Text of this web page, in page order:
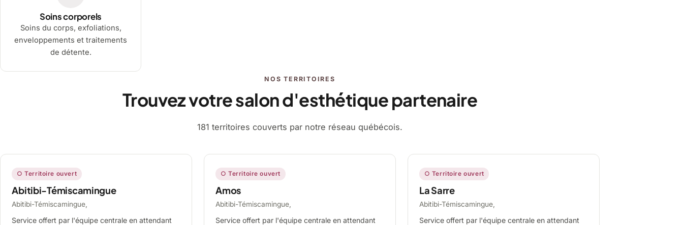
Soins corporels
Soins du corps, exfoliations,
enveloppements et traitements
de détente.
NOS TERRITOIRES
Trouvez votre salon d'esthétique partenaire
181 territoires couverts par notre réseau québécois.
○ Territoire ouvert
Abitibi-Témiscamingue
Abitibi-Témiscamingue,
Service offert par l'équipe centrale en attendant
○ Territoire ouvert
Amos
Abitibi-Témiscamingue,
Service offert par l'équipe centrale en attendant
○ Territoire ouvert
La Sarre
Abitibi-Témiscamingue,
Service offert par l'équipe centrale en attendant